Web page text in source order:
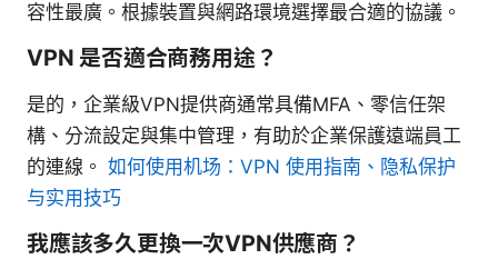
容性最廣。根據裝置與網路環境選擇最合適的協議。
VPN 是否適合商務用途？
是的，企業級VPN提供商通常具備MFA、零信任架
構、分流設定與集中管理，有助於企業保護遠端員工
的連線。 如何使用机场：VPN 使用指南、隐私保护
与实用技巧
我應該多久更換一次VPN供應商？